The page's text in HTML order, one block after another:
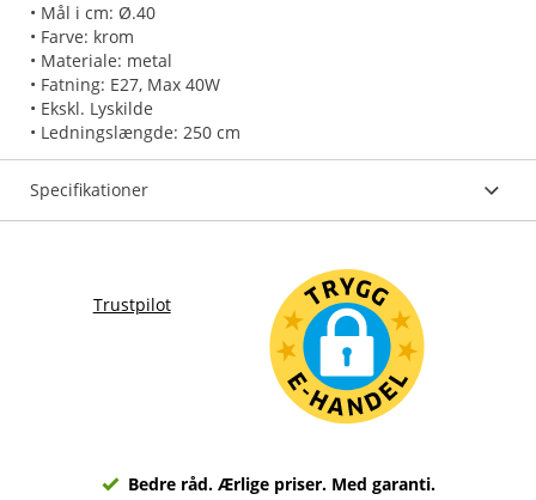
• Mål i cm: Ø.40
• Farve: krom
• Materiale: metal
• Fatning: E27, Max 40W
• Ekskl. Lyskilde
Specifikationer
Trustpilot
Bedre råd. Ærlige priser. Med garanti.